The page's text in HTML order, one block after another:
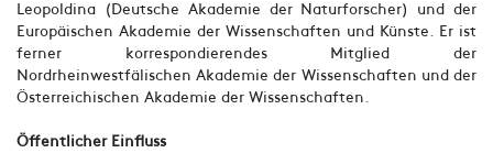
Leopoldina (Deutsche Akademie der Naturforscher) und der
Europäischen Akademie der Wissenschaften und Künste. Er ist
ferner korrespondierendes Mitglied der
Nordrheinwestfälischen Akademie der Wissenschaften und der
Österreichischen Akademie der Wissenschaften.
Öffentlicher Einfluss